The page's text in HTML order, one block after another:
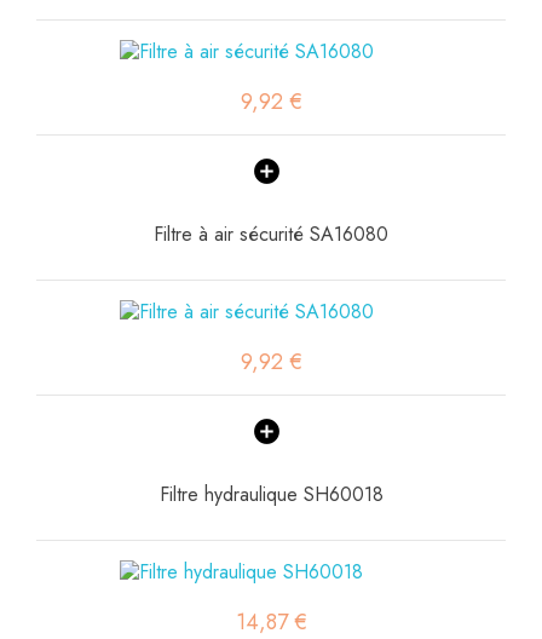
9,92 €
Filtre à air sécurité SA16080
9,92 €
Filtre hydraulique SH60018
14,87 €